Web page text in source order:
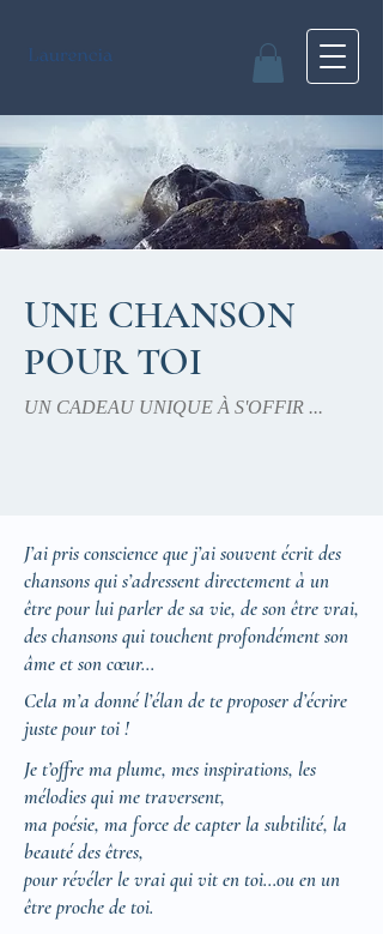
UNE CHANSON
POUR TOI
UN CADEAU UNIQUE À S'OFFIR ...
J’ai pris conscience que j’ai souvent écrit des
chansons qui s’adressent directement à un
être pour lui parler de sa vie, de son être vrai,
des chansons qui touchent profondément son
âme et son cœur…
Cela m’a donné l’élan de te proposer d’écrire
juste pour toi !
Je t’offre ma plume, mes inspirations, les
mélodies qui me traversent,
ma poésie, ma force de capter la subtilité, la
beauté des êtres,
pour révéler le vrai qui vit en toi…ou en un
être proche de toi.